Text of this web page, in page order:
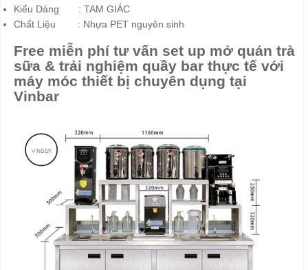
Kiểu Dáng : TAM GIÁC
Chất Liệu : Nhựa PET nguyên sinh
Free miễn phí tư vấn set up mở quán trà
sữa & trải nghiệm quầy bar thực tế với
máy móc thiết bị chuyên dụng tại
Vinbar